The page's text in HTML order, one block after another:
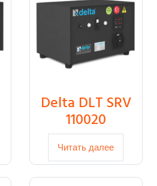
Delta DLT SRV
110020
Читать далее